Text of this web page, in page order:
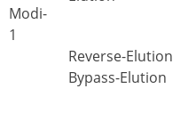
Reverse-Elution
Bypass-Elution